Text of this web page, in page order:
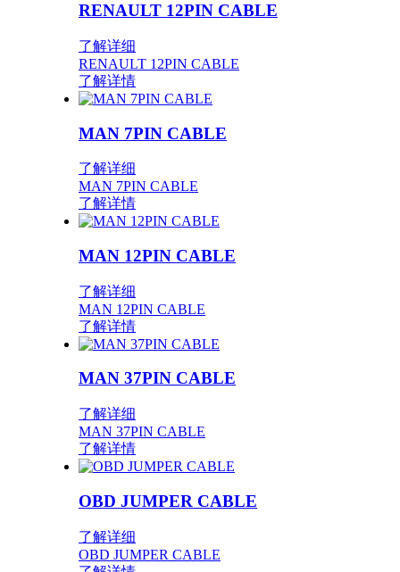
RENAULT 12PIN CABLE
了解详细
RENAULT 12PIN CABLE
了解详情
MAN 7PIN CABLE
了解详细
MAN 7PIN CABLE
了解详情
MAN 12PIN CABLE
了解详细
MAN 12PIN CABLE
了解详情
MAN 37PIN CABLE
了解详细
MAN 37PIN CABLE
了解详情
OBD JUMPER CABLE
了解详细
OBD JUMPER CABLE